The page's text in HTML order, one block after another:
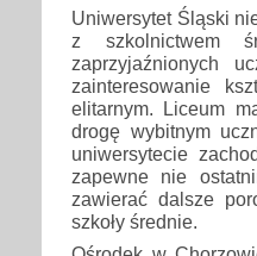
Uniwersytet Śląski
z szkolnictwem
zaprzyjaźnionych
zainteresowanie
elitarnym. Liceum
drogę wybitnym
uniwersytecie
zapewne nie
zawierać dalsze
szkoły średnie.